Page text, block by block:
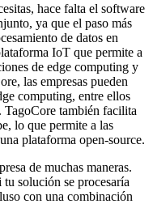
hace falta el software
ya que el paso más
de datos en
IoT que permite a
de edge computing y
las empresas pueden
computing, entre ellos
también facilita
lo que permite a las
plataforma open-source.
de muchas maneras.
solución se procesaría
con una combinación